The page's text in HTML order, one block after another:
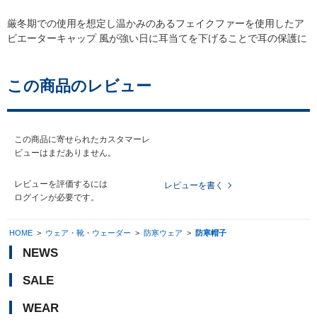
厳冬期での使用を想定し温かみのあるフェイクファーを使用したア
ビエーターキャップ 風が強い日に耳当てを下げることで耳の保護に
この商品のレビュー
この商品に寄せられたカスタマーレ
ビューはまだありません。
レビューを評価するには
ログインが必要です。
レビューを書く
HOME > ウェア・靴・ウェーダー > 防寒ウェア > 防寒帽子
NEWS
SALE
WEAR